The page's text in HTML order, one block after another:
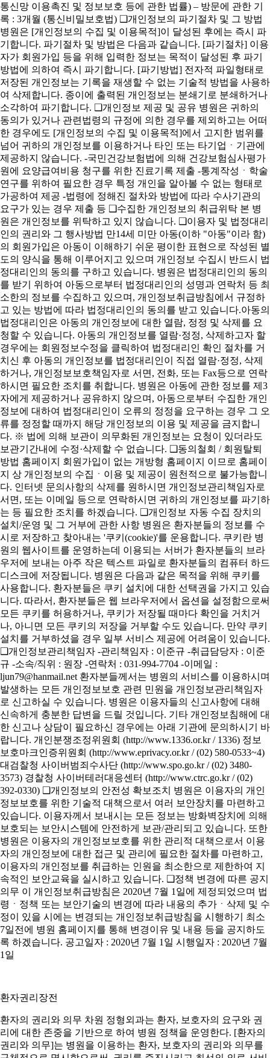
통신망 이용촉진 및 정보보호 등에 관한 법률) – 방문에 관한 기
록 : 3개월 (통신비밀보호법) ❑개인정보의 파기절차 및 그 방법
병원은 [개인정보의 수집 및 이용목적]이 달성된 후에는 즉시 파
기합니다. 파기절차 및 방법은 다음과 같습니다. [파기절차] 이용
자가 회원가입 등을 위해 입력한 정보는 목적이 달성된 후 파기
방법에 의하여 즉시 파기합니다. [파기방법] 전자적 파일형태로
저장된 개인정보는 기록을 재생할 수 없는 기술적 방법을 사용하
여 삭제합니다. 종이에 출력된 개인정보는 분쇄기로 분쇄하거나
소각하여 파기합니다. ❑개인정보 제공 및 공유 병원은 귀하의
동의가 있거나 관련법령의 규정에 의한 경우를 제외하고는 어떠
한 경우에도 [개인정보의 수집 및 이용목적]에서 고지한 범위를
넘어 귀하의 개인정보를 이용하거나 타인 또는 타기업ㆍ기관에
제공하지 않습니다. -국민건강보험법에 의해 건강보험심사평가
원에 요양급여비용 청구를 위한 진료기록 제출 -통계작성ㆍ학술
연구를 위하여 필요한 경우 특정 개인을 알아볼 수 없는 형태로
가공하여 제공 -법령에 정해진 절차와 방법에 따라 수사기관의
요구가 있는 경우 제출 등 ❑수집한 개인정보의 취급위탁 본 병
원은 개인정보를 위탁하고 있지 않습니다. ❑이용자 및 법정대리
인의 권리와 그 행사방법 만14세 미만 아동(이하 "아동"이라 함)
의 회원가입은 아동이 이해하기 쉬운 평이한 표현으로 작성된 별
도의 양식을 통해 이루어지고 있으며 개인정보 수집시 반드시 법
정대리인의 동의를 구하고 있습니다. 병원은 법정대리인의 동의
를 받기 위하여 아동으로부터 법정대리인의 성명과 연락처 등 최
소한의 정보를 수집하고 있으며, 개인정보취급방침에서 규정하
고 있는 방법에 따라 법정대리인의 동의를 받고 있습니다.아동의
법정대리인은 아동의 개인정보에 대한 열람, 정정 및 삭제를 요
청할 수 있습니다. 아동의 개인정보를 열람·정정, 삭제하고자 할
경우에는 회원정보수정을 클릭하여 법정대리인 확인 절차를 거
치신 후 아동의 개인정보를 법정대리인이 직접 열람·정정, 삭제
하거나, 개인정보보호책임자로 서면, 전화, 또는 Fax등으로 연락
하시면 필요한 조치를 취합니다. 병원은 아동에 관한 정보를 제3
자에게 제공하거나 공유하지 않으며, 아동으로부터 수집한 개인
정보에 대하여 법정대리인이 오류의 정정을 요구하는 경우 그 오
류를 정정할 때까지 해당 개인정보의 이용 및 제공을 금지합니
다. ※ 법에 의해 보관이 의무화된 개인정보는 요청이 있더라도
보관기간내에 수정·삭제할 수 없습니다. ❑동의철회 / 회원탈퇴
방법 홈페이지 회원가입이 없는 개방형 홈페이지 이므로 홈페이
지 상 개인정보의 수집ㆍ이용 및 제공이 원천적으로 불가능합니
다. 인터넷 문의사항의 삭제를 원하시면 개인정보관리책임자로
서면, 또는 이메일 등으로 연락하시면 귀하의 개인정보를 파기하
는 등 필요한 조치를 하겠습니다. ❑개인정보 자동 수집 장치의
설치/운영 및 그 거부에 관한 사항 병원은 환자분들의 정보를 수
시로 저장하고 찾아내는 '쿠키(cookie)'를 운용합니다. 쿠키란 병
원의 웹사이트를 운영하는데 이용되는 서버가 환자분들의 브라
우저에 보내는 아주 작은 텍스트 파일로 환자분들의 컴퓨터 하드
디스크에 저장됩니다. 병원은 다음과 같은 목적을 위해 쿠키를
사용합니다. 환자분들은 쿠키 설치에 대한 선택권을 가지고 있습
니다. 따라서, 환자분들은 웹 브라우저에서 옵션을 설정함으로써
모든 쿠키를 허용하거나, 쿠키가 저장될 때마다 확인을 거치거
나, 아니면 모든 쿠키의 저장을 거부할 수도 있습니다. 만약 쿠키
설치를 거부하셨을 경우 일부 서비스 제공에 어려움이 있습니다.
❑개인정보관리책임자 -관리책임자 : 이준규 -취급담당자 : 이준
규 -소속/직위 : 원장 -연락처 : 031-994-7704 -이메일 :
ljun79@hanmail.net 환자분들께서는 병원의 서비스를 이용하시며
발생하는 모든 개인정보보호 관련 민원을 개인정보관리책임자
로 신고하실 수 있습니다. 병원은 이용자들의 신고사항에 대해
신속하게 충분한 답변을 드릴 것입니다. 기타 개인정보침해에 대
한 신고나 상담이 필요하신 경우에는 아래 기관에 문의하시기 바
랍니다. 개인분쟁조정위원회 (http://www.1336.or.kr / 1336) 정보
보호마크인증위원회 (http://www.eprivacy.or.kr / (02) 580-0533~4)
대검찰청 사이버범죄수사단 (http://www.spo.go.kr / (02) 3480-
3573) 경찰청 사이버테러대응센터 (http://www.ctrc.go.kr / (02)
392-0330) ❑개인정보의 안전성 확보조치 병원은 이용자의 개인
정보보호를 위한 기술적 대책으로서 여러 보안장치를 마련하고
있습니다. 이용자께서 보내시는 모든 정보는 방화벽장치에 의해
보호되는 보안시스템에 안전하게 보관/관리되고 있습니다. 또한
병원은 이용자의 개인정보보호를 위한 관리적 대책으로서 이용
자의 개인정보에 대한 접근 및 관리에 필요한 절차를 마련하고,
이용자의 개인정보를 취급하는 인원을 최소한으로 제한하여 지
속적인 보안교육을 실시하고 있습니다. ❑정책 변경에 따른 공지
의무 이 개인정보취급방침은 2020년 7월 1일에 제정되었으며 법
령ㆍ정책 또는 보안기술의 변경에 따라 내용의 추가ㆍ삭제 및 수
정이 있을 시에는 변경되는 개인정보취급방침을 시행하기 최소
7일전에 병원 홈페이지를 통해 변경이유 및 내용 등을 공지하도
록 하겠습니다. 공고일자 : 2020년 7월 1일 시행일자 : 2020년 7월
1일
환자권리장전
환자의 권리와 의무 차원 정형외과는 환자, 보호자의 요구와 권
리에 대한 존중을 기반으로 하여 병원 정책을 운영한다. [환자의
권리와 의무]는 병원을 이용하는 환자, 보호자의 권리와 의무를